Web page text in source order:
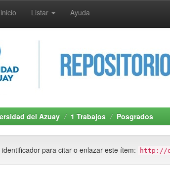
Listar Ayuda
del Azuay 1 Trabajos Posgrados
para citar o enlazar este ítem: http://